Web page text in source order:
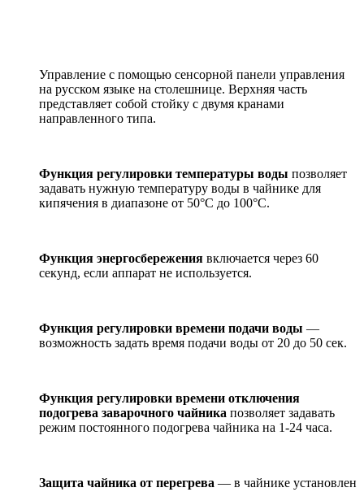
Управление с помощью сенсорной панели управления
на русском языке на столешнице. Верхняя часть
представляет собой стойку с двумя кранами
направленного типа.
Функция регулировки температуры воды позволяет
задавать нужную температуру воды в чайнике для
кипячения в диапазоне от 50°С до 100°С.
Функция энергосбережения включается через 60
секунд, если аппарат не используется.
Функция регулировки времени подачи воды —
возможность задать время подачи воды от 20 до 50 сек.
Функция регулировки времени отключения
подогрева заварочного чайника позволяет задавать
режим постоянного подогрева чайника на 1-24 часа.
Защита чайника от перегрева — в чайнике установлен